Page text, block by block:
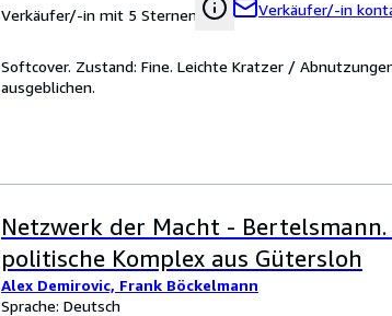
Verkäufer/-in mit 5 Sternen
Verkäufer/-in
Softcover. Zustand: Fine. Leichte Kratzer /
ausgeblichen.
Netzwerk der Macht -
politische Komplex aus Gütersloh
Alex Demirovic, Frank Böckelmann
Sprache: Deutsch